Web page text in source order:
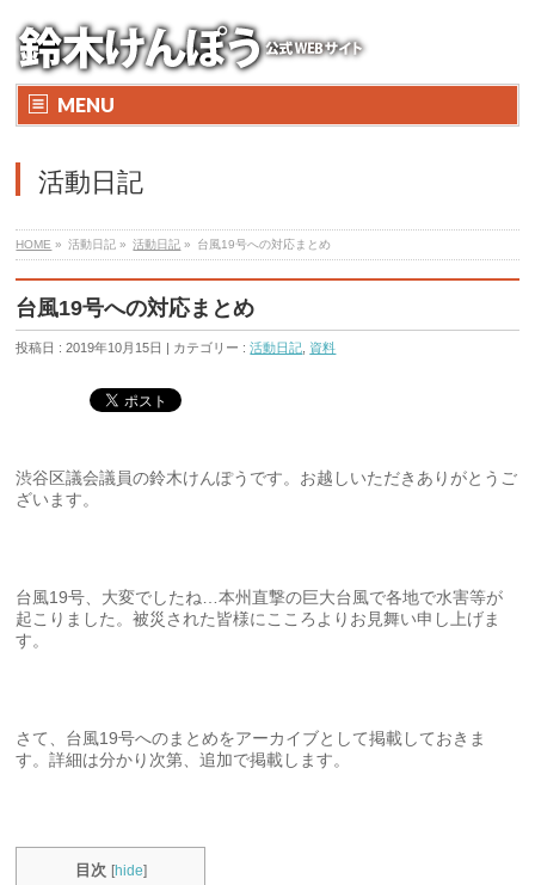
MENU
活動日記
HOME » 活動日記 » 活動日記 » 台風19号への対応まとめ
台風19号への対応まとめ
投稿日 : 2019年10月15日 | カテゴリー :活動日記 資料
渋谷区議会議員の鈴木けんぽうです。お越しいただきありがとうご
ざいます。
台風19号、大変でしたね…本州直撃の巨大台風で各地で水害等が
起こりました。被災された皆様にこころよりお見舞い申し上げま
す。
さて、台風19号へのまとめをアーカイブとして掲載しておきま
す。詳細は分かり次第、追加で掲載します。
目次 [hide]